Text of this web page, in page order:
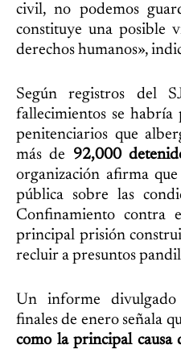
civil, no podemos
constituye una posible
derechos humanos»,
Según registros del
fallecimientos se
penitenciarios que
más de 92,000
organización afirma
pública sobre las
Confinamiento contra
principal prisión
recluir a presuntos
Un informe
finales de enero señala
como la principal causa